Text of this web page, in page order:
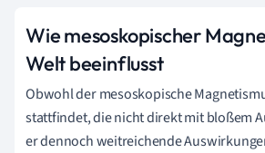
Wie mesoskopischer
Welt beeinflusst
Obwohl der mesoskopische
stattfindet, die nicht direkt mit bloßem
er dennoch weitreichende